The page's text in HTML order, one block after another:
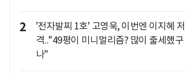
2
'전자발찌 1호' 고영욱, 이번엔 이지혜 저
격.."49평이 미니멀리즘? 많이 출세했구
나"